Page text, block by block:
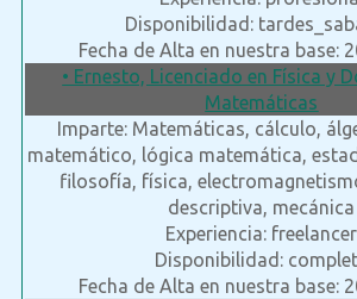
Disponibilidad:
Fecha de Alta en nuestra base:
• Ernesto, Licenciado en Física y
Matemáticas
Imparte: Matemáticas, cálculo,
matemático, lógica matemática,
filosofía, física,
descriptiva, mecánica
Experiencia: freelancer
Disponibilidad:
Fecha de Alta en nuestra base: